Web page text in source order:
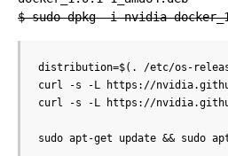
$ sudo dpkg -i nvidia-
distribution=$( . /etc/os-
curl -s -L https://
curl -s -L https://
sudo apt-get update && sudo